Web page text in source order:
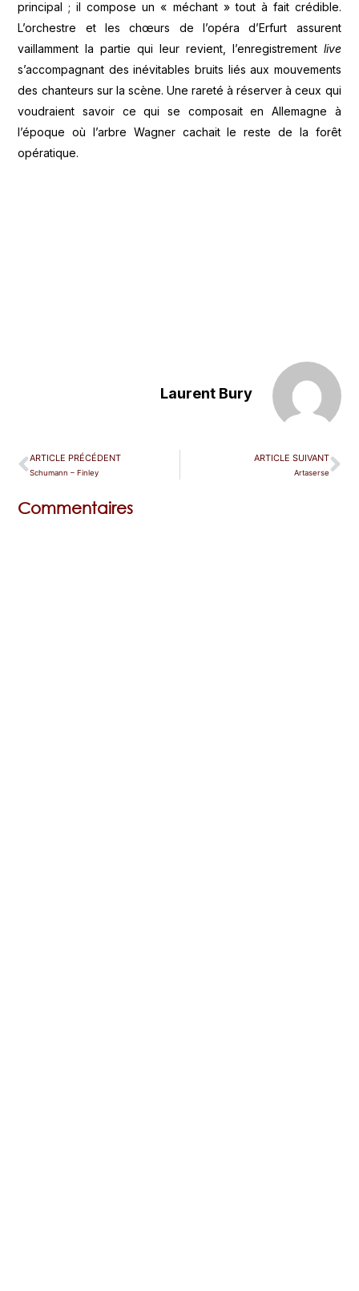
principal ; il compose un « méchant » tout à fait crédible.
L’orchestre et les chœurs de l’opéra d’Erfurt assurent
vaillamment la partie qui leur revient, l’enregistrement live
s’accompagnant des inévitables bruits liés aux mouvements
des chanteurs sur la scène. Une rareté à réserver à ceux qui
voudraient savoir ce qui se composait en Allemagne à
l’époque où l’arbre Wagner cachait le reste de la forêt
opératique.
Laurent Bury
ARTICLE PRÉCÉDENT
Schumann – Finley
ARTICLE SUIVANT
Artaserse
Commentaires